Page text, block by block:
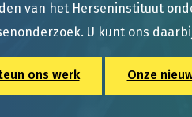
van het Herseninstituut
U kunt ons
ons werk Onze